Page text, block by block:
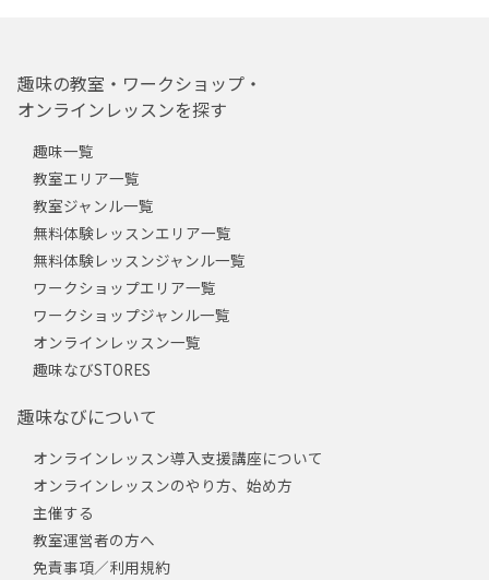
趣味の教室・ワークショップ・
オンラインレッスンを探す
趣味一覧
教室エリア一覧
教室ジャンル一覧
無料体験レッスンエリア一覧
無料体験レッスンジャンル一覧
ワークショップエリア一覧
ワークショップジャンル一覧
オンラインレッスン一覧
趣味なびSTORES
趣味なびについて
オンラインレッスン導入支援講座について
オンラインレッスンのやり方、始め方
主催する
教室運営者の方へ
免責事項／利用規約